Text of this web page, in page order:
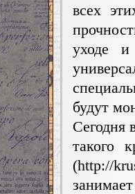
всех
уходе и
будут
Сегодня
такого
(http://